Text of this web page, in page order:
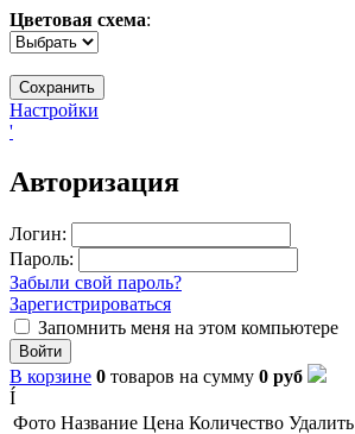
Цветовая схема:
Настройки
'
Авторизация
Логин:
Пароль:
Забыли свой пароль?
Зарегистрироваться
Запомнить меня на этом компьютере
Войти
В корзине 0 товаров на сумму 0 руб
Í
Фото Название Цена Количество Удалить